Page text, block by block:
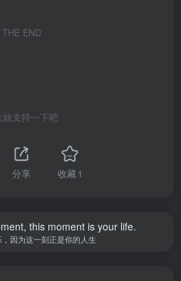
THE END
就支持一下吧
分享 收藏1
this moment is your life.
因为这一刻正是你的人生